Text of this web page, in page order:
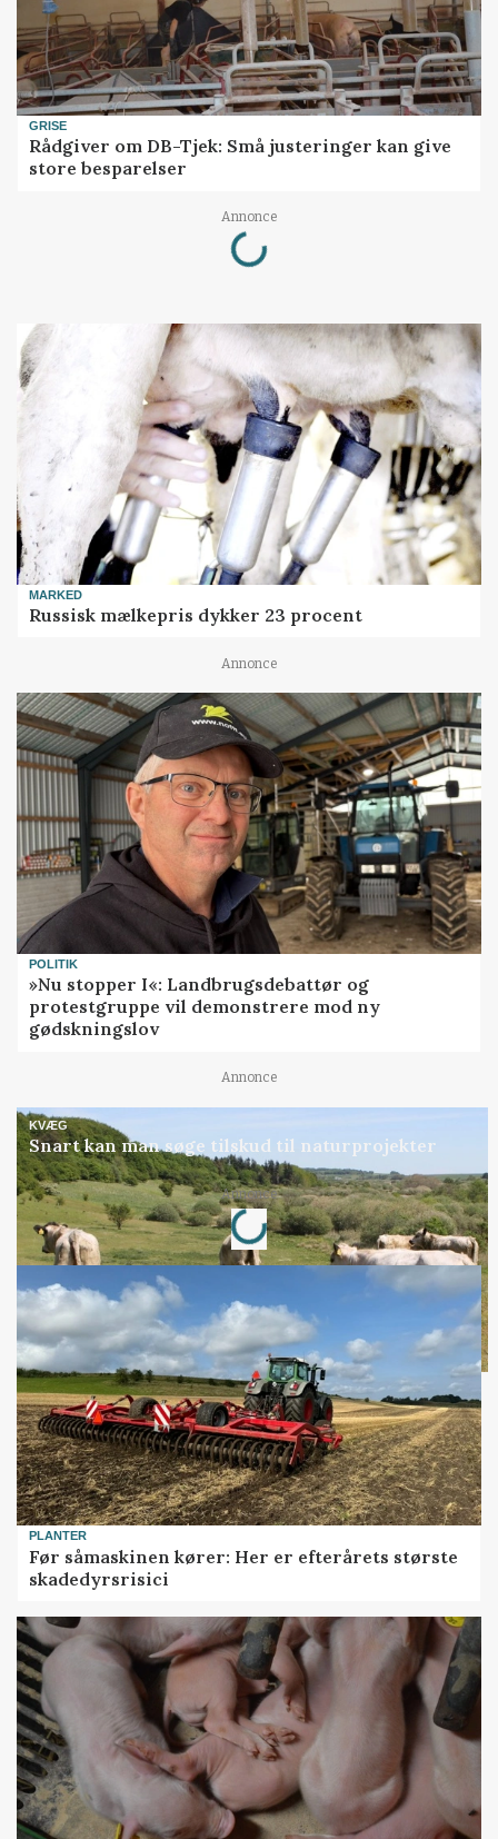
GRISE
Rådgiver om DB-Tjek: Små justeringer kan give
store besparelser
Annonce
Loading...
MARKED
Russisk mælkepris dykker 23 procent
Annonce
POLITIK
»Nu stopper I«: Landbrugsdebattør og
protestgruppe vil demonstrere mod ny
gødskningslov
Annonce
KVÆG
Snart kan man søge tilskud til naturprojekter
Annonce
Loading...
PLANTER
Før såmaskinen kører: Her er efterårets største
skadedyrsrisici